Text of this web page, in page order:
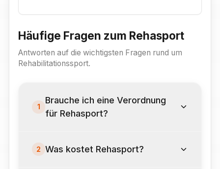
Häufige Fragen zum Rehasport
Antworten auf die wichtigsten Fragen rund um
Rehabilitationssport.
1
Brauche ich eine Verordnung
für Rehasport?
2 Was kostet Rehasport?